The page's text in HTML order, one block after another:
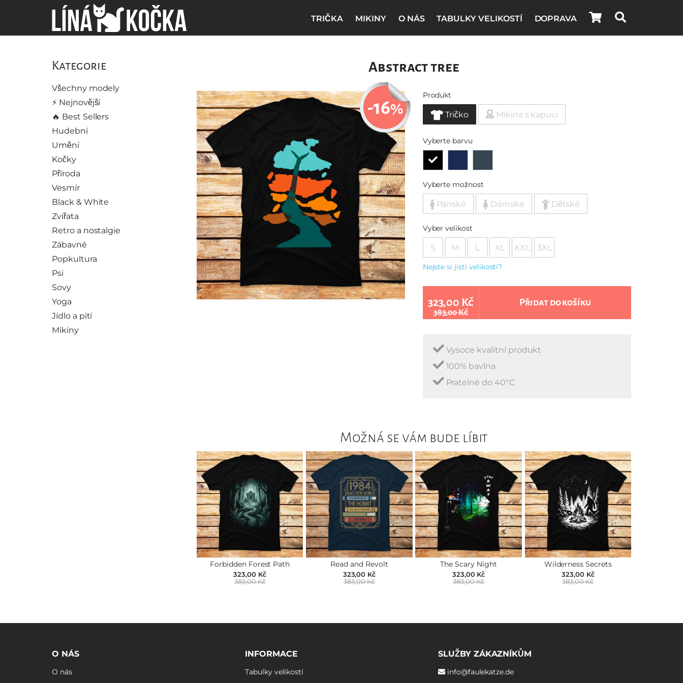
TRIČKA MIKINY O NÁS TABULKY VELIKOSTÍ DOPRAVA
Kategorie
Všechny modely
⚡️ Nejnovější
🔥 Best Sellers
Hudební
Umění
Kočky
Příroda
Vesmír
Black & White
Zvířata
Retro a nostalgie
Zábavné
Popkultura
Psi
Sovy
Yoga
Jídlo a pití
Mikiny
Abstract tree
-16%
Produkt
Tričko Mikina s kapucí
Vyberte barvu
Vyberte možnost
Pánské Dámské Dětské
Vyber velikost
S M L XL XXL 3XL
Nejste si jisti velikostí?
323,00 Kč
383,00 Kč
Přidat do košíku
Vysoce kvalitní produkt
100% bavlna
Pratelné do 40°C
Možná se vám bude líbit
Forbidden Forest Path
323,00 Kč
383,00 Kč
Read and Revolt
323,00 Kč
383,00 Kč
The Scary Night
323,00 Kč
383,00 Kč
Wilderness Secrets
323,00 Kč
383,00 Kč
O NÁS
O nás
INFORMACE
Tabulky velikostí
SLUŽBY ZÁKAZNÍKŮM
info@faulekatze.de